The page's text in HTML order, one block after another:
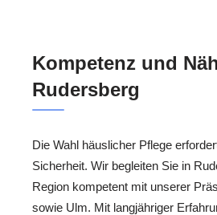
Kompetenz und
Rudersberg
Die Wahl häuslicher Pflege
Sicherheit. Wir begleiten Sie in
Region kompetent mit unserer
sowie Ulm. Mit langjähriger